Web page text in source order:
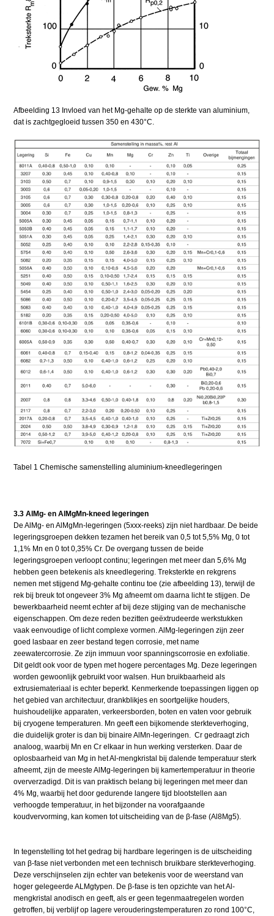
Afbeelding 13 Invloed van het Mg-gehalte op de sterkte van aluminium,
dat is zachtgegloeid tussen 350 en 430°C.
Tabel 1 Chemische samenstelling aluminium-kneedlegeringen
3.3 AlMg- en AlMgMn-kneed legeringen
De AlMg- en AlMgMn-legeringen (5xxx-reeks) zijn niet hardbaar. De beide
legeringsgroepen dekken tezamen het bereik van 0,5 tot 5,5% Mg, 0 tot
1,1% Mn en 0 tot 0,35% Cr. De overgang tussen de beide
legeringsgroepen verloopt continu; legeringen met meer dan 5,6% Mg
hebben geen betekenis als kneedlegering. Treksterkte en rekgrens
nemen met stijgend Mg-gehalte continu toe (zie afbeelding 13), terwijl de
rek bij breuk tot ongeveer 3% Mg afneemt om daarna licht te stijgen. De
bewerkbaarheid neemt echter af bij deze stijging van de mechanische
eigenschappen. Om deze reden bezitten geëxtrudeerde werkstukken
vaak eenvoudige of licht complexe vormen. AlMg-legeringen zijn zeer
goed lasbaar en zeer bestand tegen corrosie, met name
zeewatercorrosie. Ze zijn immuun voor spanningscorrosie en exfoliatie.
Dit geldt ook voor de typen met hogere percentages Mg. Deze legeringen
worden gewoonlijk gebruikt voor walsen. Hun bruikbaarheid als
extrusiemateriaal is echter beperkt. Kenmerkende toepassingen liggen op
het gebied van architectuur, drankblikjes en soortgelijke houders,
huishoudelijke apparaten, verkeersborden, boten en vaten voor gebruik
bij cryogene temperaturen. Mn geeft een bijkomende sterkteverhoging,
die duidelijk groter is dan bij binaire AlMn-legeringen. Cr gedraagt zich
analoog, waarbij Mn en Cr elkaar in hun werking versterken. Daar de
oplosbaarheid van Mg in het Al-mengkristal bij dalende temperatuur sterk
afneemt, zijn de meeste AlMg-legeringen bij kamertemperatuur in theorie
oververzadigd. Dit is van praktisch belang bij legeringen met meer dan
4% Mg, waarbij het door gedurende langere tijd blootstellen aan
verhoogde temperatuur, in het bijzonder na voorafgaande
koudvervorming, kan komen tot uitscheiding van de β-fase (Al8Mg5).
In tegenstelling tot het gedrag bij hardbare legeringen is de uitscheiding
van β-fase niet verbonden met een technisch bruikbare sterkteverhoging.
Deze verschijnselen zijn echter van betekenis voor de weerstand van
hoger gelegeerde ALMgtypen. De β-fase is ten opzichte van het Al-
mengkristal anodisch en geeft, als er geen tegenmaatregelen worden
getroffen, bij verblijf op lagere verouderingstemperaturen zo rond 100°C,